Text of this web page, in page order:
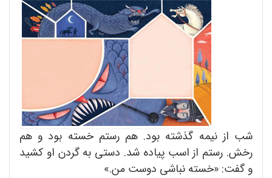
شب از نیمه گذشته بود. هم رستم خسته بود و هم
رخش. رستم از اسب پیاده شد. دستی به گردن او کشید
و گفت: «خسته نباشی دوست من.»